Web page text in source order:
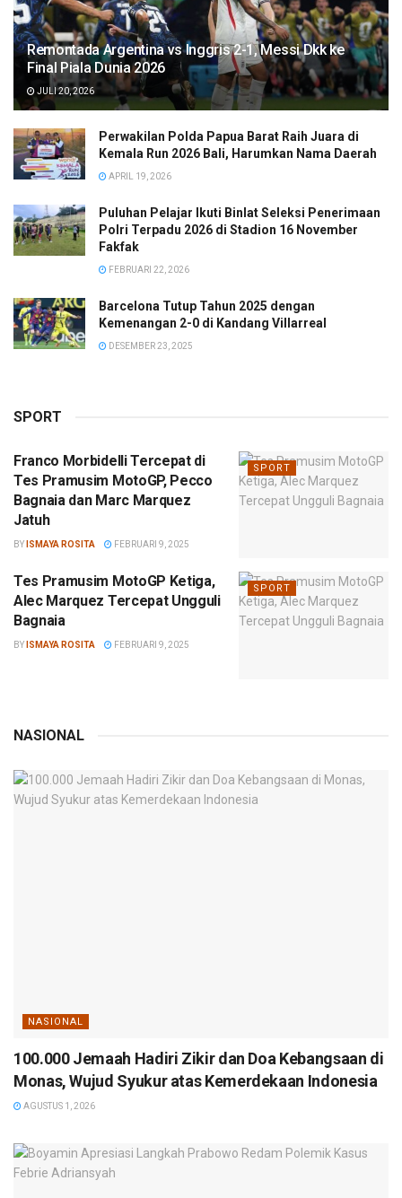
Remontada Argentina vs Inggris 2-1, Messi Dkk ke
Final Piala Dunia 2026
JULI 20, 2026
Perwakilan Polda Papua Barat Raih Juara di
Kemala Run 2026 Bali, Harumkan Nama Daerah
APRIL 19, 2026
Puluhan Pelajar Ikuti Binlat Seleksi Penerimaan
Polri Terpadu 2026 di Stadion 16 November
Fakfak
FEBRUARI 22, 2026
Barcelona Tutup Tahun 2025 dengan
Kemenangan 2-0 di Kandang Villarreal
DESEMBER 23, 2025
SPORT
SPORT
Franco Morbidelli Tercepat di
Tes Pramusim MotoGP, Pecco
Bagnaia dan Marc Marquez
Jatuh
BY ISMAYA ROSITA FEBRUARI 9, 2025
SPORT
Tes Pramusim MotoGP Ketiga,
Alec Marquez Tercepat Ungguli
Bagnaia
BY ISMAYA ROSITA FEBRUARI 9, 2025
NASIONAL
NASIONAL
100.000 Jemaah Hadiri Zikir dan Doa Kebangsaan di
Monas, Wujud Syukur atas Kemerdekaan Indonesia
AGUSTUS 1, 2026